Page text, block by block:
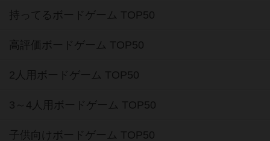
持ってるボードゲーム TOP50
高評価ボードゲーム TOP50
2人用ボードゲーム TOP50
3～4人用ボードゲーム TOP50
子供向けボードゲーム TOP50